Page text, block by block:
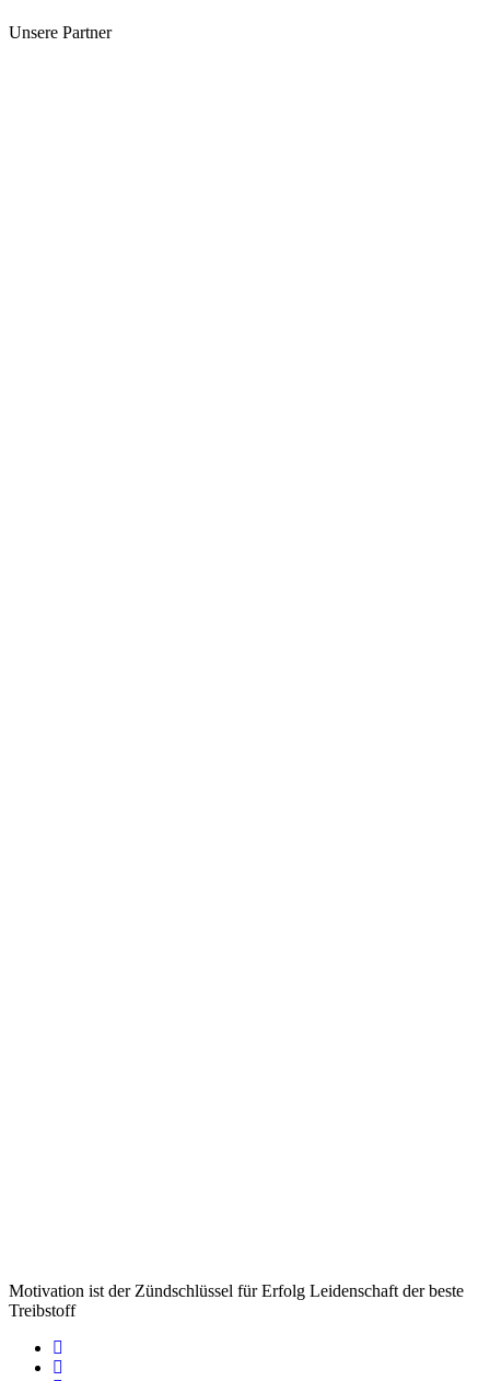
Unsere Partner
Motivation ist der Zündschlüssel für Erfolg Leidenschaft der beste
Treibstoff